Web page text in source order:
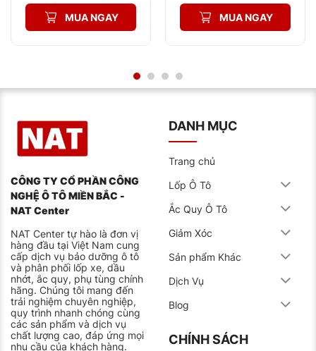
Lốp ô tô Advenza có tốt không?
Lốp xe Advenza có những đặc điểm nổi bật như thế
Tiết kiệm nhiên liệu
Hoa lốp được thiết kế theo dạng hướng dọc, cùng với
phanh tốt chóng trược dài, tiết kiệm nhiên liệu, thân
thiện với môi trường.
Hông lốp mềm dẻo với khung sường cường lực cao;
có thể chịu tải và cường lực cao. Nhưng khi vận hành
lại cực kỳ êm ái và mang đến cảm giác lái thoải mái.
Đảm bảo độ cứng vững và độ an toàn cao khi chạy
trên đường cao tốc, đường trường. Được thiết kế là
sản phẩm lốp không săm với kết cấu thép đặc biệt
chịu tải cao, chịu va đập trên nhiều loại đường.
Bền bỉ, được các tài xế tin dùng
MUA NGAY MUA NGAY
CÔNG TY CỔ PHẦN CÔNG
NGHỆ Ô TÔ MIỀN BẮC -
NAT Center
NAT Center tự hào là đơn vị
hàng đầu tại Việt Nam cung
cấp dịch vụ bảo dưỡng ô tô
và phân phối lốp xe, dầu
nhớt, ắc quy, phụ tùng chính
hãng. Chúng tôi mang đến
trải nghiệm chuyên nghiệp,
quy trình nhanh chóng cùng
các sản phẩm và dịch vụ
chất lượng cao, đáp ứng mọi
nhu cầu của khách hàng.
DANH MỤC
Trang chủ
Lốp Ô Tô
Ắc Quy Ô Tô
Giảm Xóc
Sản phẩm Khác
Dịch Vụ
Blog
CHÍNH SÁCH